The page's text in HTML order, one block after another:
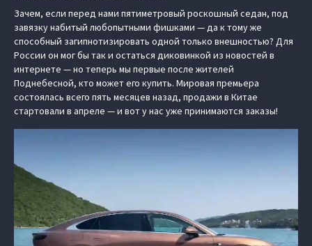
Зачем, если перед нами пятиметровый роскошный седан, под
завязку набитый любопытными фишками — да к тому же
способный загипнотизировать одной только внешностью? Для
России он мог бы так и остаться диковинкой из новостей в
интернете — но теперь мы первые после жителей
Поднебесной, кто может его купить. Мировая премьера
состоялась всего пять месяцев назад, продажи в Китае
стартовали в апреле — и вот у нас уже принимаются заказы!